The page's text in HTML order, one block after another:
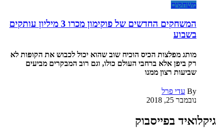
משחקים
המשחקים החדשים של פוקימון מכרו 3 מיליון עותקים
בשבוע
מותג מפלצות הכיס הוכיח שוב שהוא יכול לכבוש את הקופות לא
רק ביפן אלא ברחבי העולם כולו, וגם רוב המבקרים מביעים
שביעות רצון ממנו
By עדי פרל
נובמבר 25, 2018
גיקלואיד בפייסבוק